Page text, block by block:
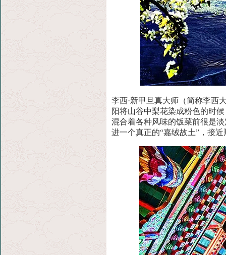
李西·新甲旦真大师（简称李西
阳将山谷中梨花染成粉色的时
混合着各种风味的饭菜前很是淡
进一个真正的“嘉绒故土”，接